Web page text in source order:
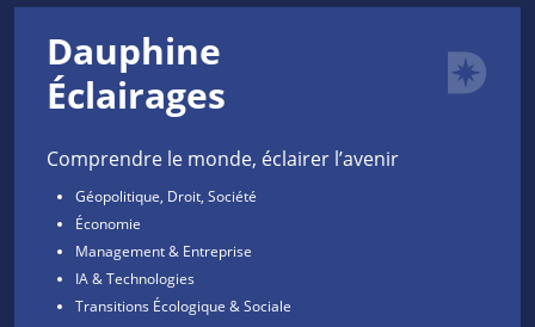
Dauphine
Éclairages
Comprendre le monde, éclairer l’avenir
Géopolitique, Droit, Société
Économie
Management & Entreprise
IA & Technologies
Transitions Écologique & Sociale